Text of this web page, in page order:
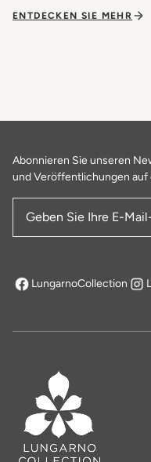
ENTDECKEN SIE MEHR
Abonnieren Sie unseren
und Veröffentlichungen auf
LungarnoCollection
öffnet sich in einem neuen